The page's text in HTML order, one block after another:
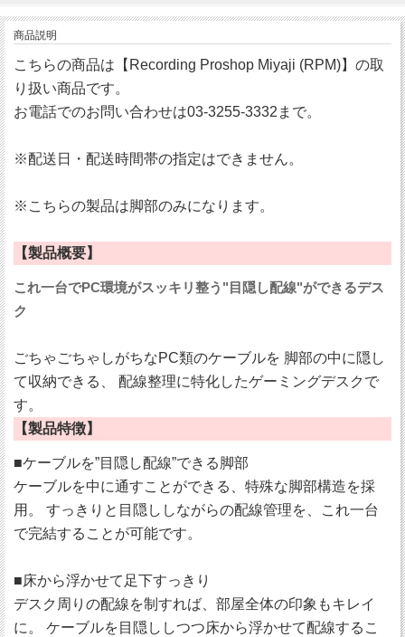
商品説明
こちらの商品は【Recording Proshop Miyaji (RPM)】の取
り扱い商品です。
お電話でのお問い合わせは03-3255-3332まで。
※配送日・配送時間帯の指定はできません。
※こちらの製品は脚部のみになります。
【製品概要】
これ一台でPC環境がスッキリ整う"目隠し配線"ができるデス
ク
ごちゃごちゃしがちなPC類のケーブルを 脚部の中に隠し
て収納できる、 配線整理に特化したゲーミングデスクで
す。
【製品特徴】
■ケーブルを”目隠し配線”できる脚部
ケーブルを中に通すことができる、特殊な脚部構造を採
用。 すっきりと目隠ししながらの配線管理を、これ一台
で完結することが可能です。
■床から浮かせて足下すっきり
デスク周りの配線を制すれば、部屋全体の印象もキレイ
に。 ケーブルを目隠ししつつ床から浮かせて配線するこ